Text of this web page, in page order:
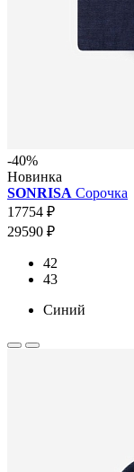
-40%
Новинка
SONRISA Сорочка
17754 ₽
29590 ₽
42
43
Синий